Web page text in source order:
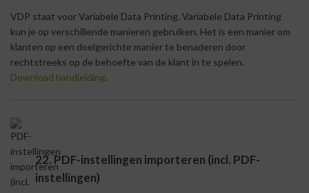
VDP staat voor Variabele Data Printing. Variabele Data Printing
kun je op verschillende manieren gebruiken. Het is een manier om
klanten op een doelgerichte manier te benaderen door
rechtstreeks op de behoefte van de klant in te spelen.
Download handleiding.
22. PDF-instellingen importeren (incl. PDF-
instellingen)